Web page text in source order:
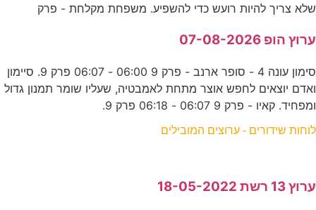
שלא צריך להיות רועש כדי להשפיע. משפחת מקלחת - פרק
ערוץ הופ 07-08-2026
סימון עונה 4 - סופר ארנב - פרק 9 06:00 - 06:07 פרק 9. סיימון
ואדם יוצאים לחפש אוצר מתחת לאמבטיה, שעליו שומר תמנון גדול
ומפחיד. קאיו - פרק 9 06:07 - 06:18 פרק 9.
לוחות שידורים - ערוצים המובילים
ערוץ 13 רשת 18-05-2022